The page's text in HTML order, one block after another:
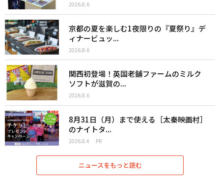
2026.8.6
京都の夏を楽しむ1夜限りの『夏祭り』デ
ィナービュッ...
2026.8.6
関西初登場！英国老舗ファームのミルク
ソフトが滋賀の...
2026.8.6
8月31日（月）まで使える［太秦映画村］
のナイトタ...
2026.8.4 PR
ニュースをもっと読む